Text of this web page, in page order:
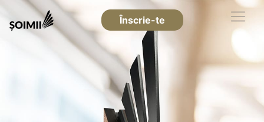
Înscrie-te